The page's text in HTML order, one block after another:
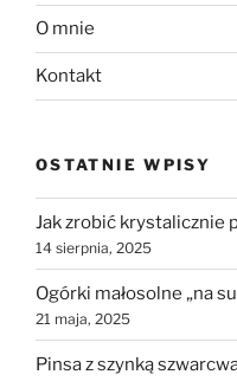
O mnie
Kontakt
OSTATNIE WPISY
Jak zrobić krystalicznie
14 sierpnia, 2025
Ogórki małosolne „na
21 maja, 2025
Pinsa z szynką